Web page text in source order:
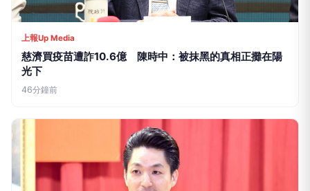
上報Up Media
慈濟買疫苗遭詐10.6億 陳時中：被抹黑的真相正攤在陽
光下
46分鐘前